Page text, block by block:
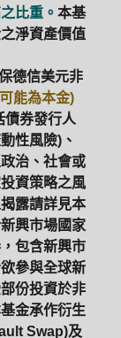
比重。 本基
淨資產價值
德信美元非
能為本金)
債券發行人
性風險)、
治、社會或
資策略之風
露請詳見本
興市場國家
包含新興市
參與全球新
份投資於非
金承作衍生
Swap)及